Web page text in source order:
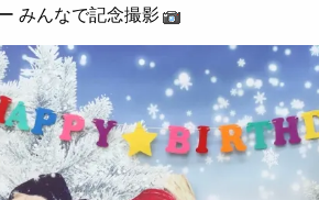
みんなで記念撮影